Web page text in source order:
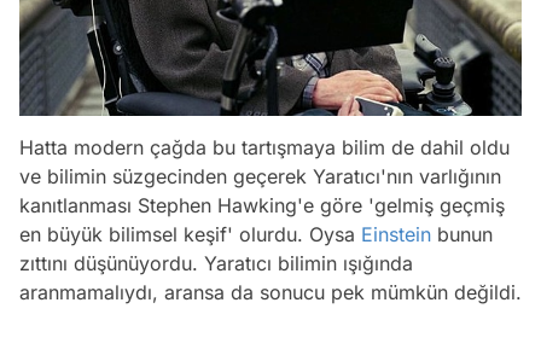
Hatta modern çağda bu tartışmaya bilim de dahil oldu
ve bilimin süzgecinden geçerek Yaratıcı'nın varlığının
kanıtlanması Stephen Hawking'e göre 'gelmiş geçmiş
en büyük bilimsel keşif' olurdu. Oysa Einstein bunun
zıttını düşünüyordu. Yaratıcı bilimin ışığında
aranmamalıydı, aransa da sonucu pek mümkün değildi.